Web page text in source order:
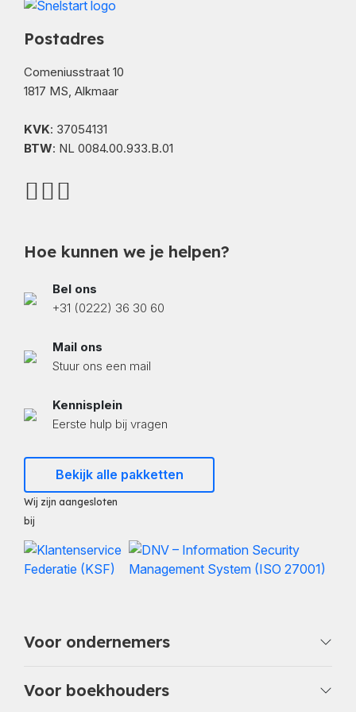
Postadres
Comeniusstraat 10
1817 MS, Alkmaar
KVK: 37054131
BTW: NL 0084.00.933.B.01
Hoe kunnen we je helpen?
Bel ons
+31 (0222) 36 30 60
Mail ons
Stuur ons een mail
Kennisplein
Eerste hulp bij vragen
Bekijk alle pakketten
Wij zijn aangesloten
bij
Voor ondernemers
Voor boekhouders